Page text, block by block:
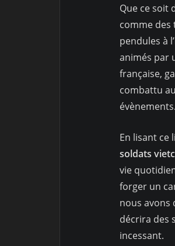
Que ce soit
comme des
pendules à
animés par
française,
combattu
évènements.
En lisant ce
soldats
vie
forger un
nous avons
décrira des
incessant.